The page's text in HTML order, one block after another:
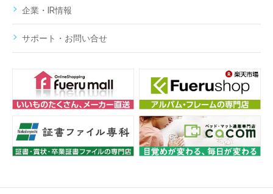
企業・IR情報
サポート・お問い合せ